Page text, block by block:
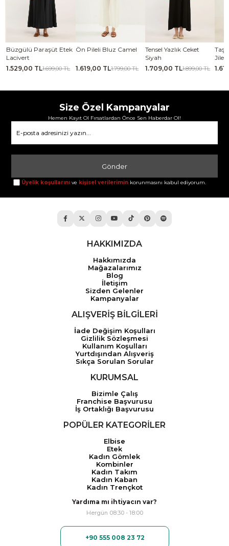
Büzgülü Paraşüt Etek
Lacivert
1.529,00 TL1.699,00 TL
Ön Pileli Bluz Camel
1.619,00 TL1.799,00 TL
Tensel Yazlık Ceket
Siyah
1.709,00 TL1.899,00 TL
Jile
Size Özel Kampanyalar
Hemen Kayıt Ol Fırsatlardan Önce Sen Haberdar Ol!
Gönder
Üyelik koşullarını ve kişisel verilerimin korunmasını kabul ediyorum.
HAKKIMIZDA
Hakkımızda
Mağazalarımız
Blog
İletişim
Sizden Gelenler
Kampanyalar
ALIŞVERİŞ BİLGİLERİ
İade Değişim Koşulları
Gizlilik Sözleşmesi
Kullanım Koşulları
Yurtdışından Alışveriş
Sıkça Sorulan Sorular
KURUMSAL
Bizimle Çalış
Franchise Başvurusu
İş Ortaklığı Başvurusu
POPÜLER KATEGORİLER
Elbise
Etek
Kadın Gömlek
Kombinler
Kadın Takım
Kadın Kaban
Kadın Trençkot
Yardıma mı ihtiyacın var?
Hergün 08:30 - 18:00
+90 555 008 23 72